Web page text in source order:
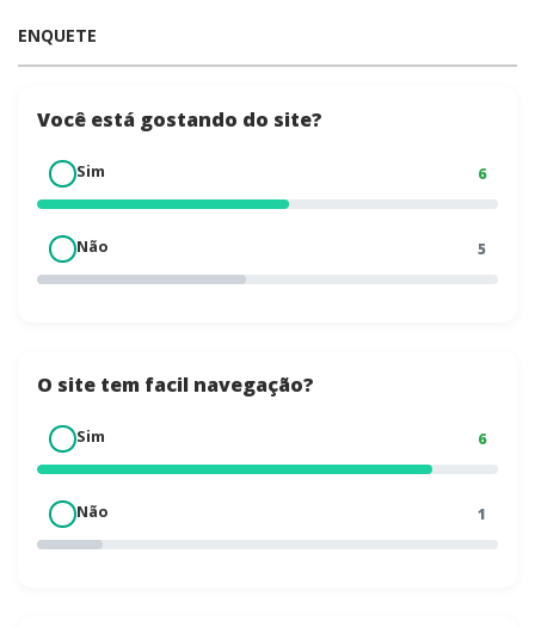
ENQUETE
Você está gostando do site?
Sim 6
Não 5
O site tem facil navegação?
Sim 6
Não 1